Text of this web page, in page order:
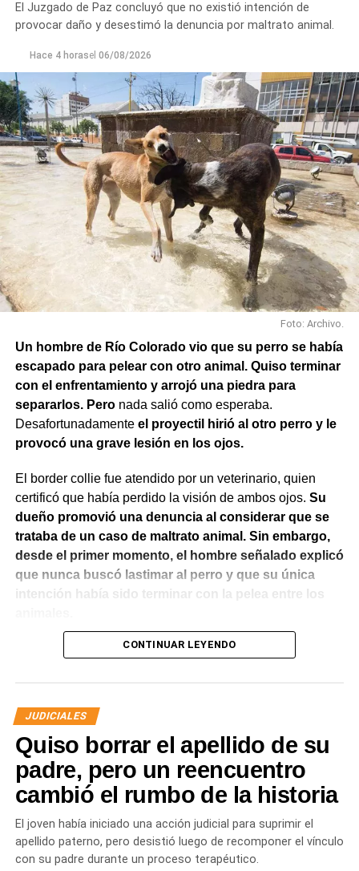
El Juzgado de Paz concluyó que no existió intención de
provocar daño y desestimó la denuncia por maltrato animal.
Hace 4 horasel 06/08/2026
Foto: Archivo.
Un hombre de Río Colorado vio que su perro se había
escapado para pelear con otro animal. Quiso terminar
con el enfrentamiento y arrojó una piedra para
separarlos. Peronada salió como esperaba.
Desafortunadamente el proyectil hirió al otro perro y le
provocó una grave lesión en los ojos.
El border collie fue atendido por un veterinario, quien
certificó que había perdido la visión de ambos ojos. Su
dueño promovió una denuncia al considerar que se
trataba de un caso de maltrato animal. Sin embargo,
desde el primer momento, el hombre señalado explicó
que nunca buscó lastimar al perro y que su única
intención había sido terminar con la pelea entre los
El Juzgado de Paz analizó el caso y resolvió desestimar
que los hechos no configuraban la contravención de
maltrato animal prevista en el Código Contravencional.
La sentencia destacó que esa figura exige una conducta
dolosa, es decir, la voluntad de provocar daño al animal.
En este caso, la magistrada entendió que del propio
relato del denunciante surgía que el hombre actuó para
separar a los perros y no con el propósito de herir al
border collie. La lesión fue consecuencia del intento de
evitar la pelea y no de una acción dirigida a causar
CONTINUAR LEYENDO
JUDICIALES
Quiso borrar el apellido de su
padre, pero un reencuentro
cambió el rumbo de la historia
El joven había iniciado una acción judicial para suprimir el
apellido paterno, pero desistió luego de recomponer el vínculo
con su padre durante un proceso terapéutico.